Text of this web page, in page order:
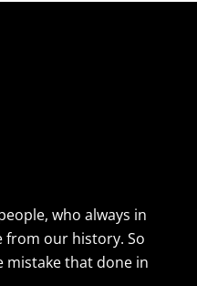
who always in
from our history. So
mistake that done in